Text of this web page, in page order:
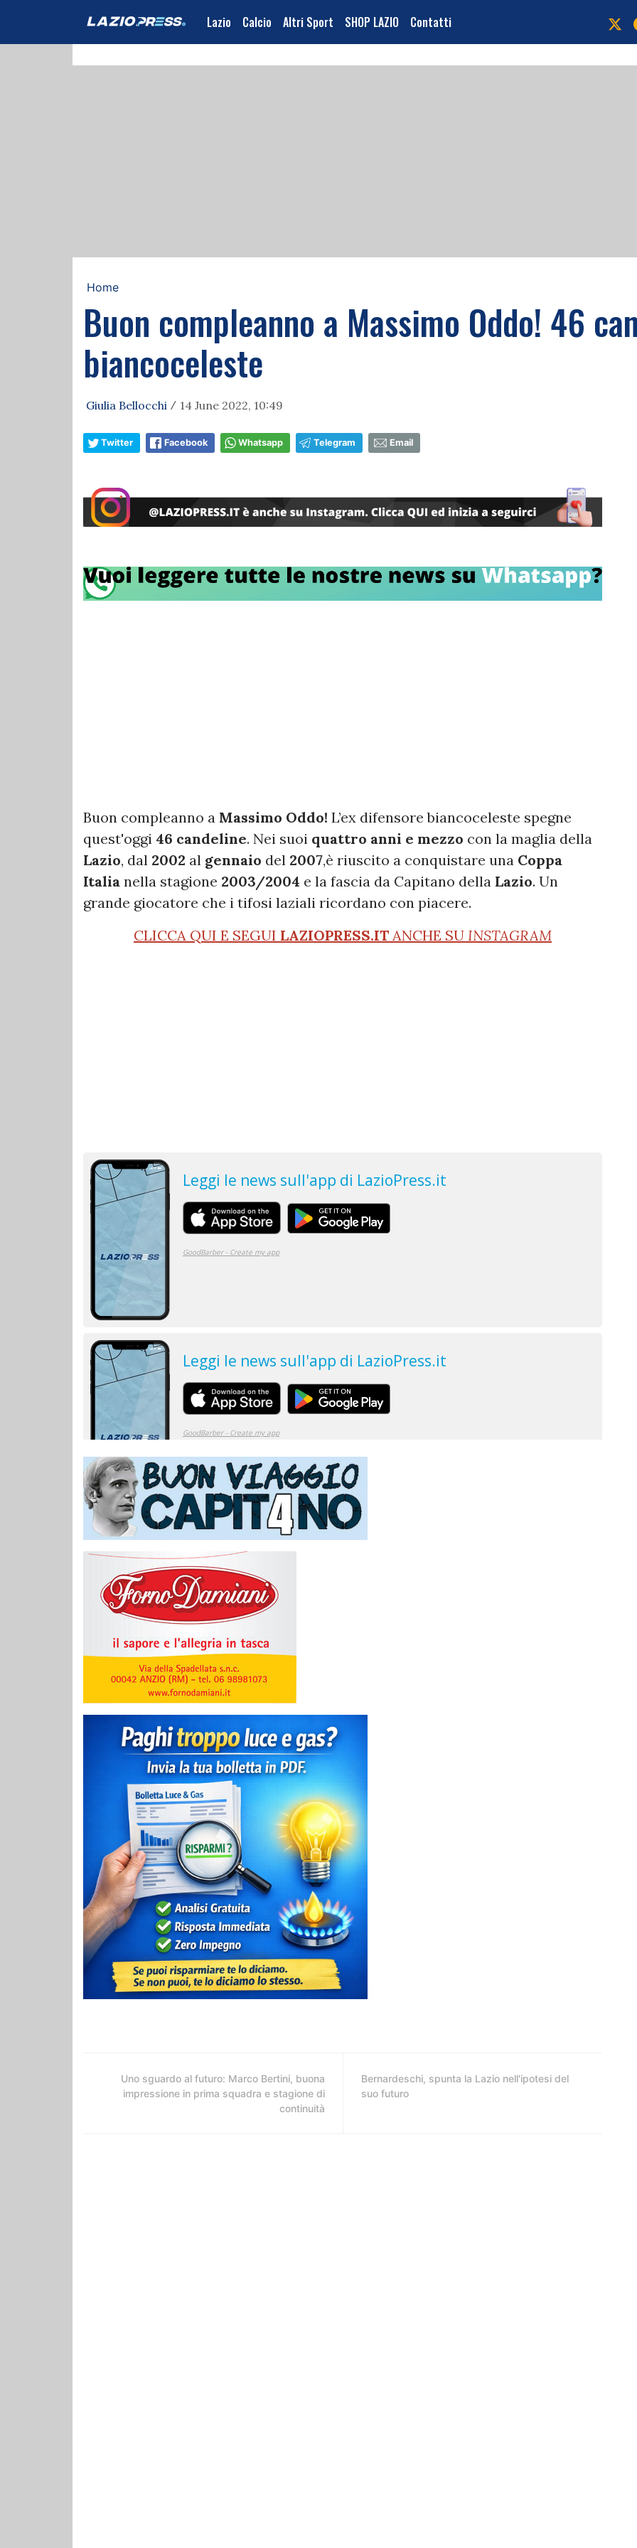
Lazio Calcio Altri Sport SHOP LAZIO Contatti
Home
Buon compleanno a Massimo Oddo! 46
biancoceleste
Giulia Bellocchi / 14 June 2022, 10:49
Twitter Facebook Whatsapp Telegram Email
Buon compleanno a Massimo Oddo! L’ex difensore biancoceleste spegne
quest'oggi 46 candeline. Nei suoi quattro anni e mezzo con la maglia della
Lazio, dal 2002 al gennaio del 2007,è riuscito a conquistare una Coppa
Italia nella stagione 2003/2004 e la fascia da Capitano della Lazio. Un
grande giocatore che i tifosi laziali ricordano con piacere.
CLICCA QUI E SEGUI LAZIOPRESS.IT ANCHE SU INSTAGRAM
Uno sguardo al futuro: Marco Bertini, buona
impressione in prima squadra e stagione di
continuità
Bernardeschi, spunta la Lazio nell'ipotesi del
suo futuro